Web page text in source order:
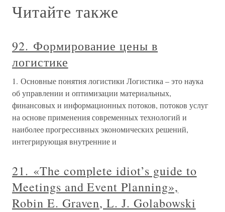
Читайте также
92. Формирование цены в
логистике
1. Основные понятия логистики Логистика – это наука
об управлении и оптимизации материальных,
финансовых и информационных потоков, потоков услуг
на основе применения современных технологий и
наиболее прогрессивных экономических решений,
интегрирующая внутренние и
21. «The complete idiot’s guide to
Meetings and Event Planning»,
Robin E. Graven, L. J. Golabowski